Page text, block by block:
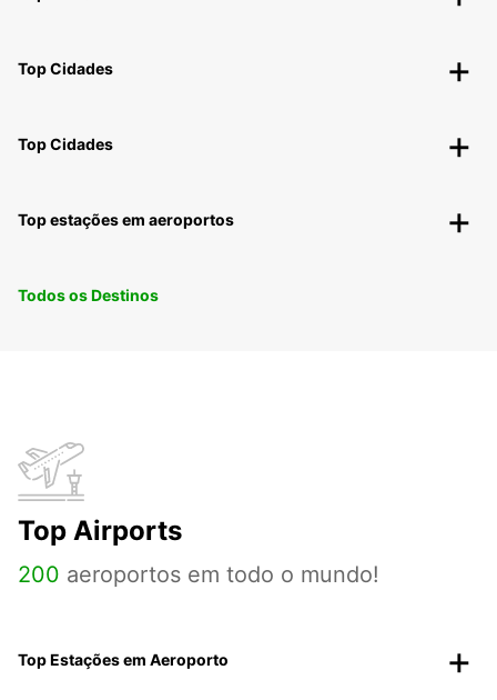
Top Cidades
Top Cidades
Top estações em aeroportos
Todos os Destinos
Top Airports
200 aeroportos em todo o mundo!
Top Estações em Aeroporto